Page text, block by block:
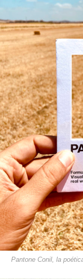
Pantone Conil, la